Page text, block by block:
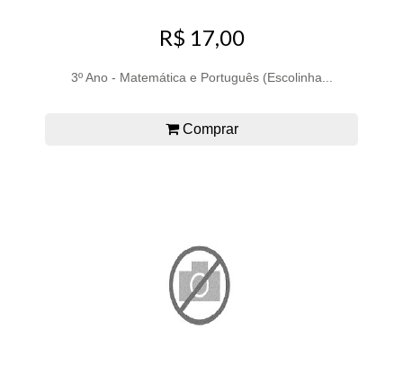
R$ 17,00
3º Ano - Matemática e Português (Escolinha...
Comprar